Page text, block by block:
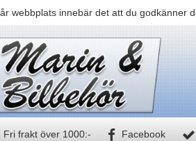
webbplats innebär det att du godkänner
Fri frakt över 1000:- Facebook